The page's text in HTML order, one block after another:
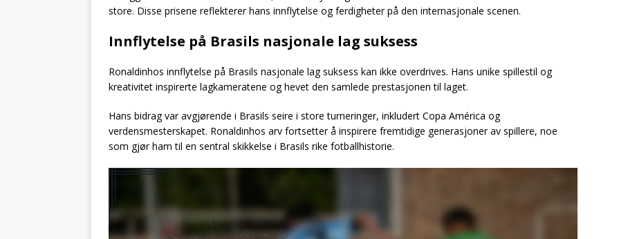
store. Disse prisene reflekterer hans innflytelse og ferdigheter på den internasjonale scenen.
Innflytelse på Brasils nasjonale lag suksess
Ronaldinhos innflytelse på Brasils nasjonale lag suksess kan ikke overdrives. Hans unike spillestil og
kreativitet inspirerte lagkameratene og hevet den samlede prestasjonen til laget.
Hans bidrag var avgjørende i Brasils seire i store turneringer, inkludert Copa América og
verdensmesterskapet. Ronaldinhos arv fortsetter å inspirere fremtidige generasjoner av spillere, noe
som gjør ham til en sentral skikkelse i Brasils rike fotballhistorie.